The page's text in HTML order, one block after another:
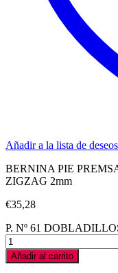
Añadir a la lista de deseos
BERNINA PIE
ZIGZAG 2mm
€35,28
P. Nº 61
Añadir al carrito